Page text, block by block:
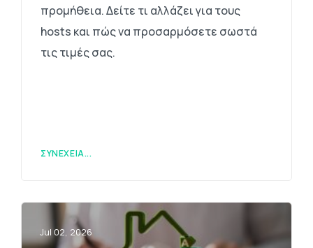
προμήθεια. Δείτε τι αλλάζει για τους
hosts και πώς να προσαρμόσετε σωστά
τις τιμές σας.
ΣΥΝΈΧΕΙΑ...
Jul 02, 2026